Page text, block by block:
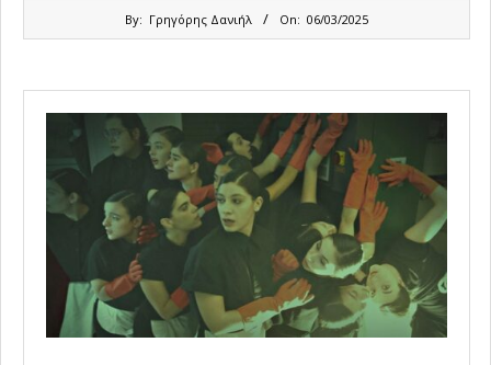
By: Γρηγόρης Δανιήλ On: 06/03/2025